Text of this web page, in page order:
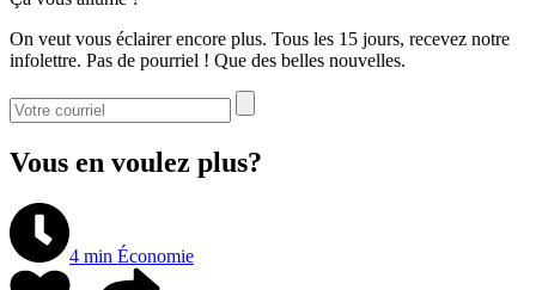
On veut vous éclairer encore plus. Tous les 15 jours, recevez notre
infolettre. Pas de pourriel ! Que des belles nouvelles.
Vous en voulez plus?
4 min Économie